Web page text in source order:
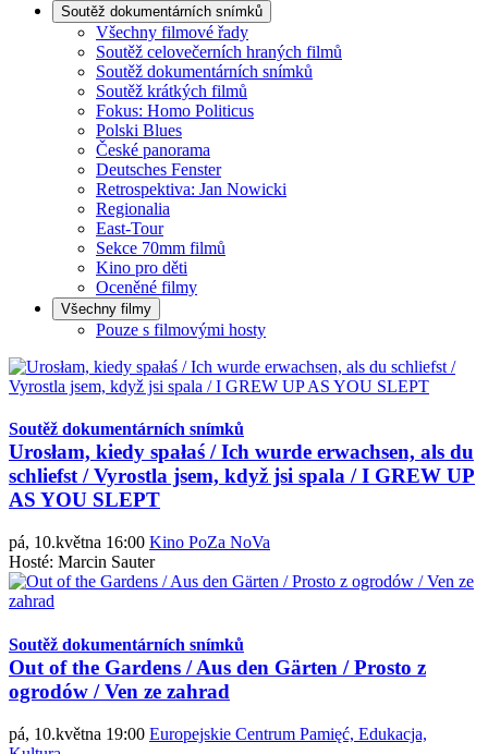
Soutěž dokumentárních snímků
Všechny filmové řady
Soutěž celovečerních hraných filmů
Soutěž dokumentárních snímků
Soutěž krátkých filmů
Fokus: Homo Politicus
Polski Blues
České panorama
Deutsches Fenster
Retrospektiva: Jan Nowicki
Regionalia
East-Tour
Sekce 70mm filmů
Kino pro děti
Oceněné filmy
Všechny filmy
Pouze s filmovými hosty
Soutěž dokumentárních snímků
Urosłam, kiedy spałaś / Ich wurde erwachsen, als du
schliefst / Vyrostla jsem, když jsi spala / I GREW UP
AS YOU SLEPT
pá, 10.května 16:00 Kino PoZa NoVa
Hosté: Marcin Sauter
Soutěž dokumentárních snímků
Out of the Gardens / Aus den Gärten / Prosto z
ogrodów / Ven ze zahrad
pá, 10.května 19:00 Europejskie Centrum Pamięć, Edukacja,